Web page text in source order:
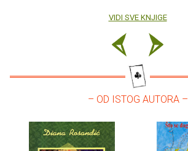
VIDI SVE KNJIGE
– OD ISTOG AUTORA –